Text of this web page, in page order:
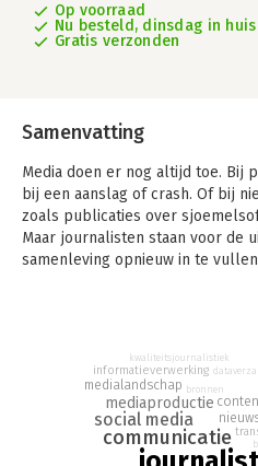
Op voorraad
Nu besteld, dinsdag in huis
Gratis verzonden
Samenvatting
Media doen er nog altijd toe. Bij
bij een aanslag of crash. Of bij
zoals publicaties over
Maar journalisten staan voor de
samenleving opnieuw in te
Hoe kunnen journalisten hun
De auteurs bespreken in het
laten lezers nadenken over de
hun publiek, hun
communicatie
social media
mediaproductie
medialandschap
informatieverwerking
bronnen
kwaliteitsjournalistiek